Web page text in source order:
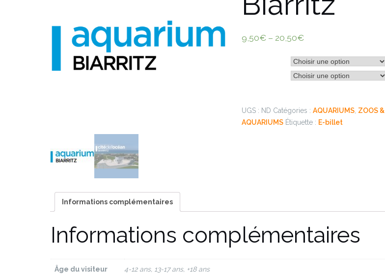
9,50€ – 20,50€
UGS : ND Catégories : AQUARIUMS, ZOOS &
AQUARIUMS Étiquette : E-billet
Informations complémentaires
Informations complémentaires
Âge du visiteur 4-12 ans, 13-17 ans, +18 ans